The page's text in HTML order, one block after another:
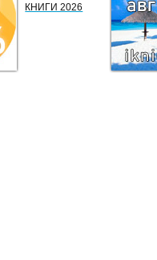
КНИГИ 2026